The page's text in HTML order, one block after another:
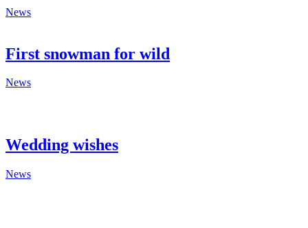
News
First snowman for wild
News
Wedding wishes
News